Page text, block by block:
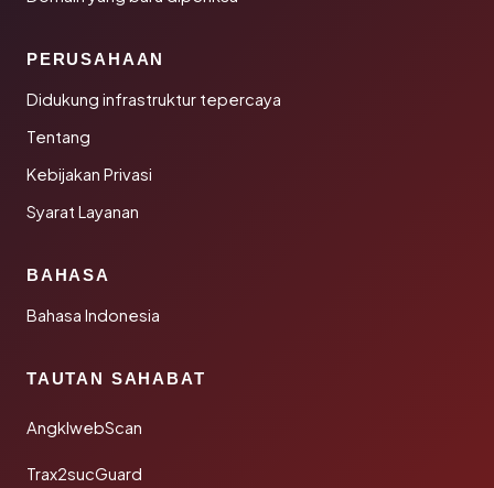
PERUSAHAAN
Didukung infrastruktur tepercaya
Tentang
Kebijakan Privasi
Syarat Layanan
BAHASA
Bahasa Indonesia
TAUTAN SAHABAT
AngklwebScan
Trax2sucGuard